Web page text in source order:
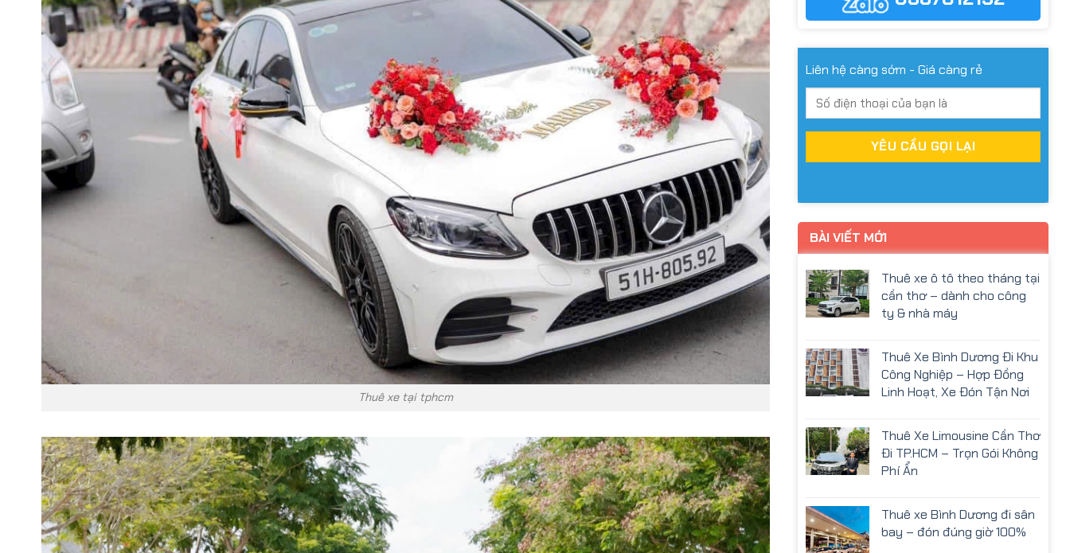
Thuê xe tại tphcm
Liên hệ càng sớm - Giá càng rẻ
BÀI VIẾT MỚI
Thuê xe ô tô theo tháng tại
cần thơ – dành cho công
ty & nhà máy
Thuê Xe Bình Dương Đi Khu
Công Nghiệp – Hợp Đồng
Linh Hoạt, Xe Đón Tận Nơi
Thuê Xe Limousine Cần Thơ
Đi TP.HCM – Trọn Gói Không
Phí Ẩn
Thuê xe Bình Dương đi sân
bay – đón đúng giờ 100%